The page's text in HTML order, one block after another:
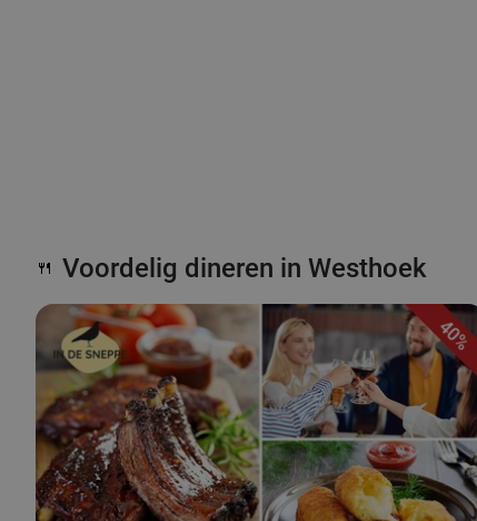
🍴 Voordelig dineren in Westhoek
40%